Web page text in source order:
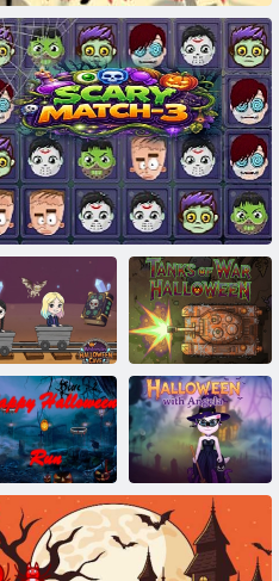
Halovīna bende
Baisais mačs-3
Trešdienas
Helovīna ala
Kara tanki
Helovīns
Flappy
Halloween Run
Helovīns ar
Andželu